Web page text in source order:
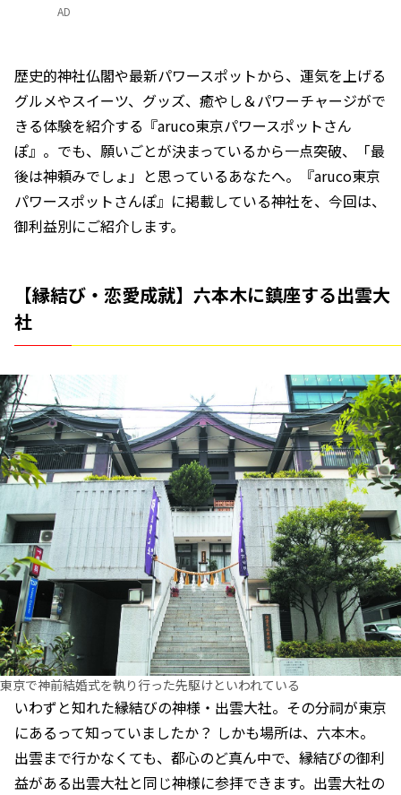
AD
歴史的神社仏閣や最新パワースポットから、運気を上げる
グルメやスイーツ、グッズ、癒やし＆パワーチャージがで
きる体験を紹介する『aruco東京パワースポットさん
ぽ』。でも、願いごとが決まっているから一点突破、「最
後は神頼みでしょ」と思っているあなたへ。『aruco東京
パワースポットさんぽ』に掲載している神社を、今回は、
御利益別にご紹介します。
【縁結び・恋愛成就】六本木に鎮座する出雲大
社
東京で神前結婚式を執り行った先駆けといわれている
いわずと知れた縁結びの神様・出雲大社。その分祠が東京
にあるって知っていましたか？ しかも場所は、六本木。
出雲まで行かなくても、都心のど真ん中で、縁結びの御利
益がある出雲大社と同じ神様に参拝できます。出雲大社の